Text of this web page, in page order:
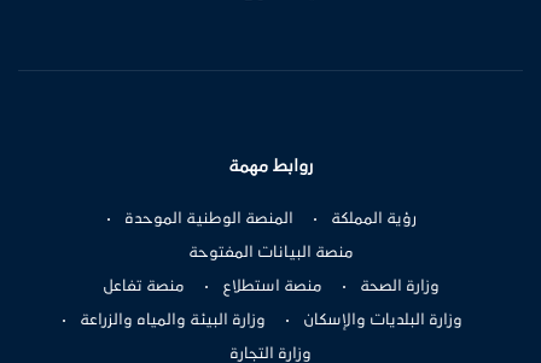
روابط مهمة
رؤية المملكة المنصة الوطنية الموحدة
منصة البيانات المفتوحة
وزارة الصحة منصة استطلاع منصة تفاعل
وزارة البلديات والإسكان وزارة البيئة والمياه والزراعة
وزارة التجارة